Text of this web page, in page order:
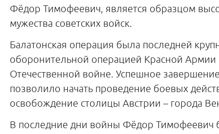
Фёдор Тимофеевич, является образцом
мужества советских войск.
Балатонская операция была последней
оборонительной операцией Красной Армии
Отечественной войне. Успешное
позволило начать проведение боевых
освобождение столицы Австрии – города
В последние дни войны Фёдор Тимофеевич